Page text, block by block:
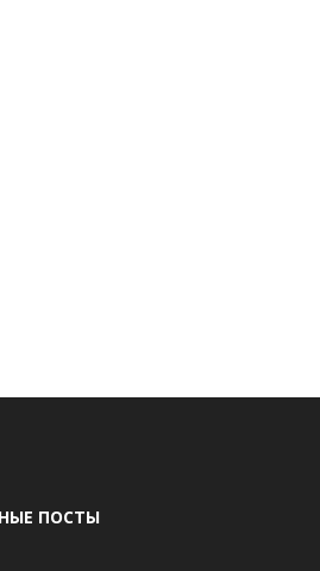
ПОСТЫ